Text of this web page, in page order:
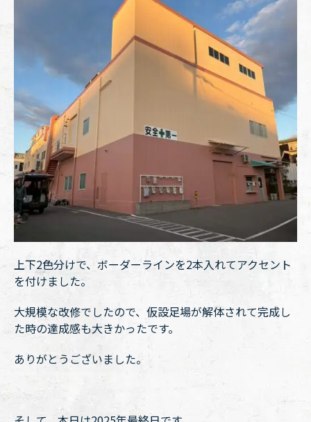
上下2色分けで、ボーダーラインを2本入れてアクセント
を付けました。
大規模な改修でしたので、仮設足場が解体されて完成し
た時の達成感も大きかったです。
ありがとうございました。